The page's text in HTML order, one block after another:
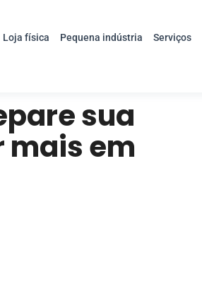
Loja física Pequena indústria Serviços
sua
mais em